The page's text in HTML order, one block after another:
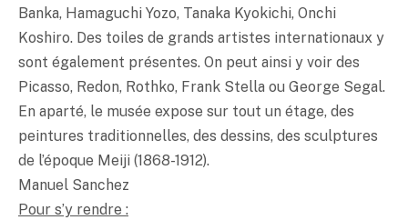
Banka, Hamaguchi Yozo, Tanaka Kyokichi, Onchi
Koshiro. Des toiles de grands artistes internationaux y
sont également présentes. On peut ainsi y voir des
Picasso, Redon, Rothko, Frank Stella ou George Segal.
En aparté, le musée expose sur tout un étage, des
peintures traditionnelles, des dessins, des sculptures
de l’époque Meiji (1868-1912).
Manuel Sanchez
Pour s’y rendre :